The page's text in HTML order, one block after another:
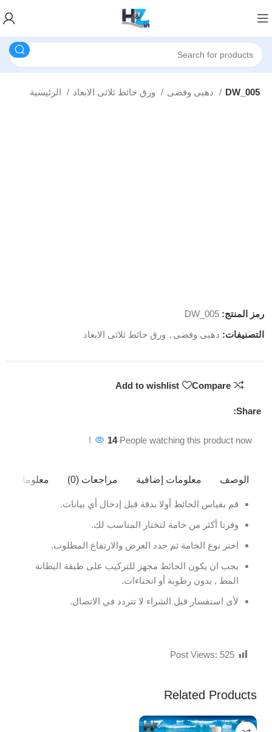
DW_005
رمز المنتج:DW_005
التصنيفات: دهبى وفضى , ورق حائط ثلاثى الابعاد
Compare
Add to wishlist
Share:
14 People watching this product now!
الوصف معلومات إضافية مراجعات (0) معلومات
قم بقياس الحائط أولا بدقة قبل إدخال أي بيانات.
وفرنا أكثر من خامة لتختار المناسب لك.
اختر نوع الخامة ثم حدد العرض والارتفاع المطلوب.
يجب ان يكون الحائط مجهز للتركيب على طبقة البطانة
المط , بدون رطوبة أو انحناءات.
لأى استفسار قبل الشراء لا تتردد في الاتصال.
Post Views: 525
Related Products